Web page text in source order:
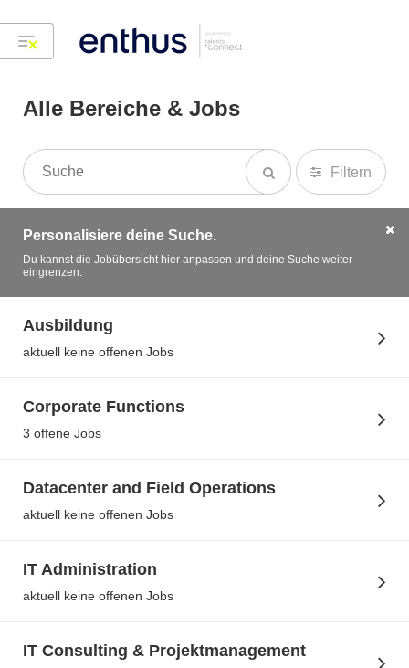
Alle Bereiche & Jobs
Filtern
Personalisiere deine Suche.
Du kannst die Jobübersicht hier anpassen und deine Suche weiter
eingrenzen.
Ausbildung
aktuell keine offenen Jobs
Corporate Functions
3 offene Jobs
Datacenter and Field Operations
aktuell keine offenen Jobs
IT Administration
aktuell keine offenen Jobs
IT Consulting & Projektmanagement